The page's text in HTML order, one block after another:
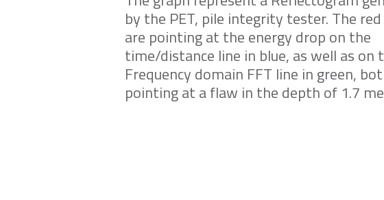
by the PET, pile integrity tester. The red
are pointing at the energy drop on the
time/distance line in blue, as well as on
Frequency domain FFT line in green,
pointing at a flaw in the depth of 1.7